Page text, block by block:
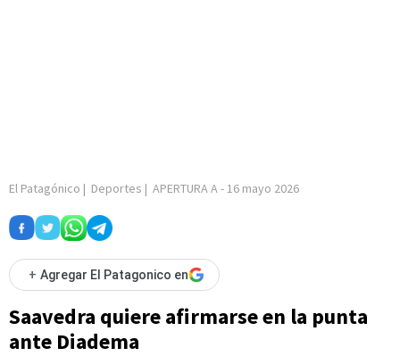
El Patagónico | Deportes | APERTURA A- 16 mayo 2026
+ Agregar El Patagonico en
Saavedra quiere afirmarse en la punta
ante Diadema